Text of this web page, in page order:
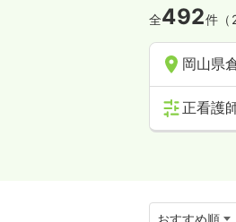
全492件（
岡山県
正看護